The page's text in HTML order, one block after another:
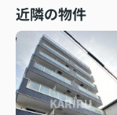
近隣の物件